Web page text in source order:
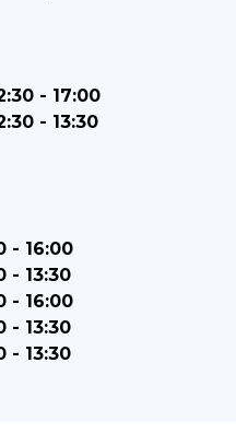
- 17:00
- 13:30
- 16:00
- 13:30
- 16:00
- 13:30
- 13:30